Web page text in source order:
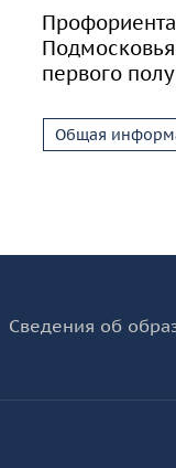
первого
Общая
Сведения об